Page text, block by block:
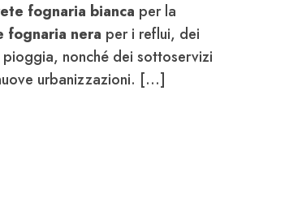
fognaria bianca per la
fognaria nera per i reflui, dei
nonché dei sottoservizi
urbanizzazioni. [...]